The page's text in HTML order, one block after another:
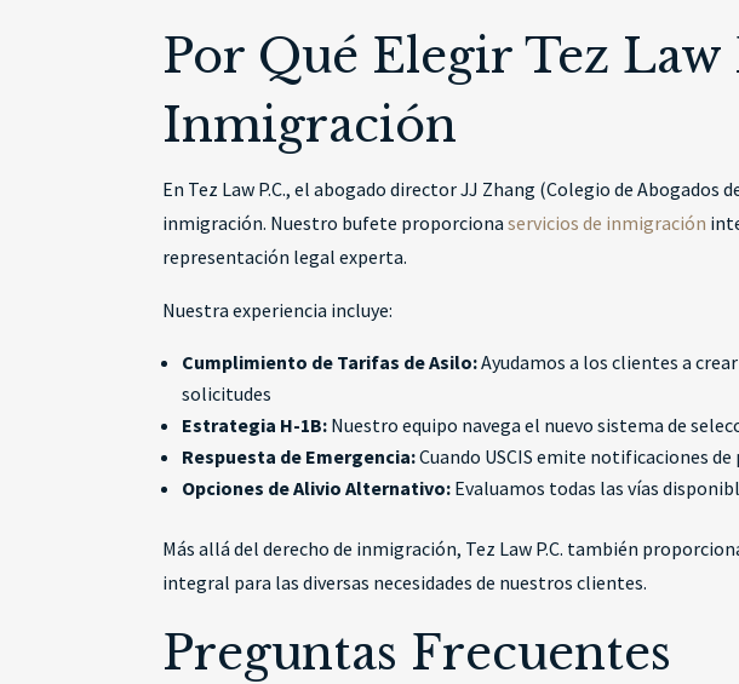
Por Qué Elegir Tez Law
Inmigración
En Tez Law P.C., el abogado director JJ Zhang (Colegio de
inmigración. Nuestro bufete proporcionaservicios de inmigración
representación legal experta.
Nuestra experiencia incluye:
Cumplimiento de Tarifas de Asilo:Ayudamos a los clientes a
solicitudes
Estrategia H-1B: Nuestro equipo navega el nuevo sistema de
Respuesta de Emergencia:Cuando USCIS emite notificaciones
Opciones de Alivio Alternativo: Evaluamos todas las vías
Más allá del derecho de inmigración, Tez Law P.C. también
integral para las diversas necesidades de nuestros clientes.
Preguntas Frecuentes